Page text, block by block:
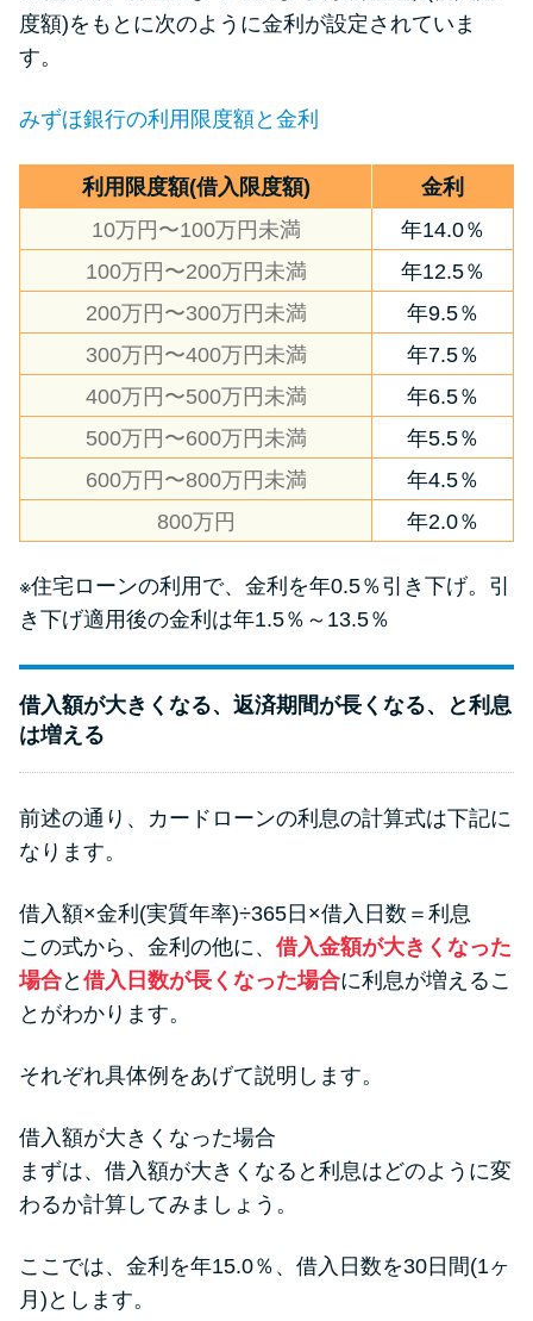
度額)をもとに次のように金利が設定されていま
す。
みずほ銀行の利用限度額と金利
利用限度額(借入限度額)
金利
10万円〜100万円未満
年14.0％
100万円〜200万円未満
年12.5％
200万円〜300万円未満
年9.5％
300万円〜400万円未満
年7.5％
400万円〜500万円未満
年6.5％
500万円〜600万円未満
年5.5％
600万円〜800万円未満
年4.5％
800万円
年2.0％
※住宅ローンの利用で、金利を年0.5％引き下げ。引
き下げ適用後の金利は年1.5％～13.5％
借入額が大きくなる、返済期間が長くなる、と利息
は増える
前述の通り、カードローンの利息の計算式は下記に
なります。
借入額×金利(実質年率)÷365日×借入日数＝利息
この式から、金利の他に、 借入金額が大きくなった
場合と 借入日数が長くなった場合に利息が増えるこ
とがわかります。
それぞれ具体例をあげて説明します。
借入額が大きくなった場合
まずは、借入額が大きくなると利息はどのように変
わるか計算してみましょう。
ここでは、金利を年15.0％、借入日数を30日間(1ヶ
月)とします。